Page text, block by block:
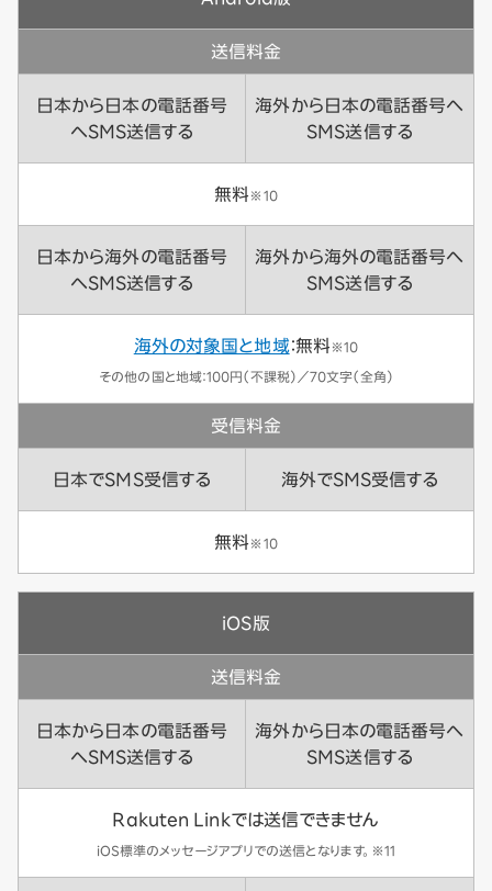
送信料金
日本から日本の電話番号
へSMS送信する
海外から日本の電話番号へ
SMS送信する
無料 ※10
日本から海外の電話番号
へSMS送信する
海外から海外の電話番号へ
SMS送信する
海外の対象国と地域：無料 ※10
その他の国と地域：100円（不課税）／70文字（全角）
受信料金
日本でSMS受信する 海外でSMS受信する
無料 ※10
iOS版
送信料金
日本から日本の電話番号
へSMS送信する
海外から日本の電話番号へ
SMS送信する
Rakuten Linkでは送信できません
iOS標準のメッセージアプリでの送信となります。※11